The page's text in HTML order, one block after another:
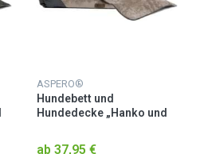
ASPERO®
Hundebett und
Hundedecke „Hanko und
ab 37,95 €